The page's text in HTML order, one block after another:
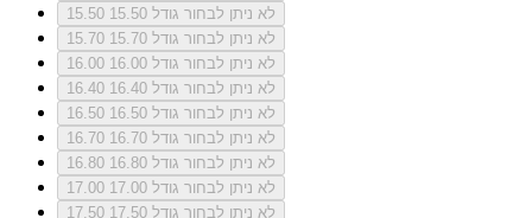
15.50
לא ניתן לבחור גודל 15.50
15.70
לא ניתן לבחור גודל 15.70
16.00
לא ניתן לבחור גודל 16.00
16.40
לא ניתן לבחור גודל 16.40
16.50
לא ניתן לבחור גודל 16.50
16.70
לא ניתן לבחור גודל 16.70
16.80
לא ניתן לבחור גודל 16.80
17.00
לא ניתן לבחור גודל 17.00
17.50
לא ניתן לבחור גודל 17.50